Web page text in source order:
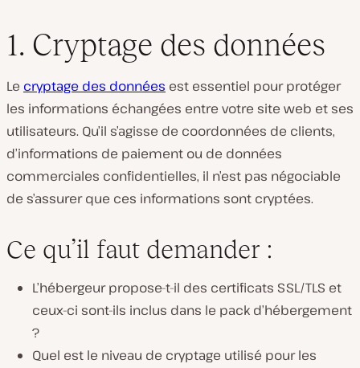
1. Cryptage des données
Le cryptage des données est essentiel pour protéger
les informations échangées entre votre site web et ses
utilisateurs. Qu’il s’agisse de coordonnées de clients,
d’informations de paiement ou de données
commerciales confidentielles, il n’est pas négociable
de s’assurer que ces informations sont cryptées.
Ce qu’il faut demander :
L’hébergeur propose-t-il des certificats SSL/TLS et
ceux-ci sont-ils inclus dans le pack d’hébergement
?
Quel est le niveau de cryptage utilisé pour les